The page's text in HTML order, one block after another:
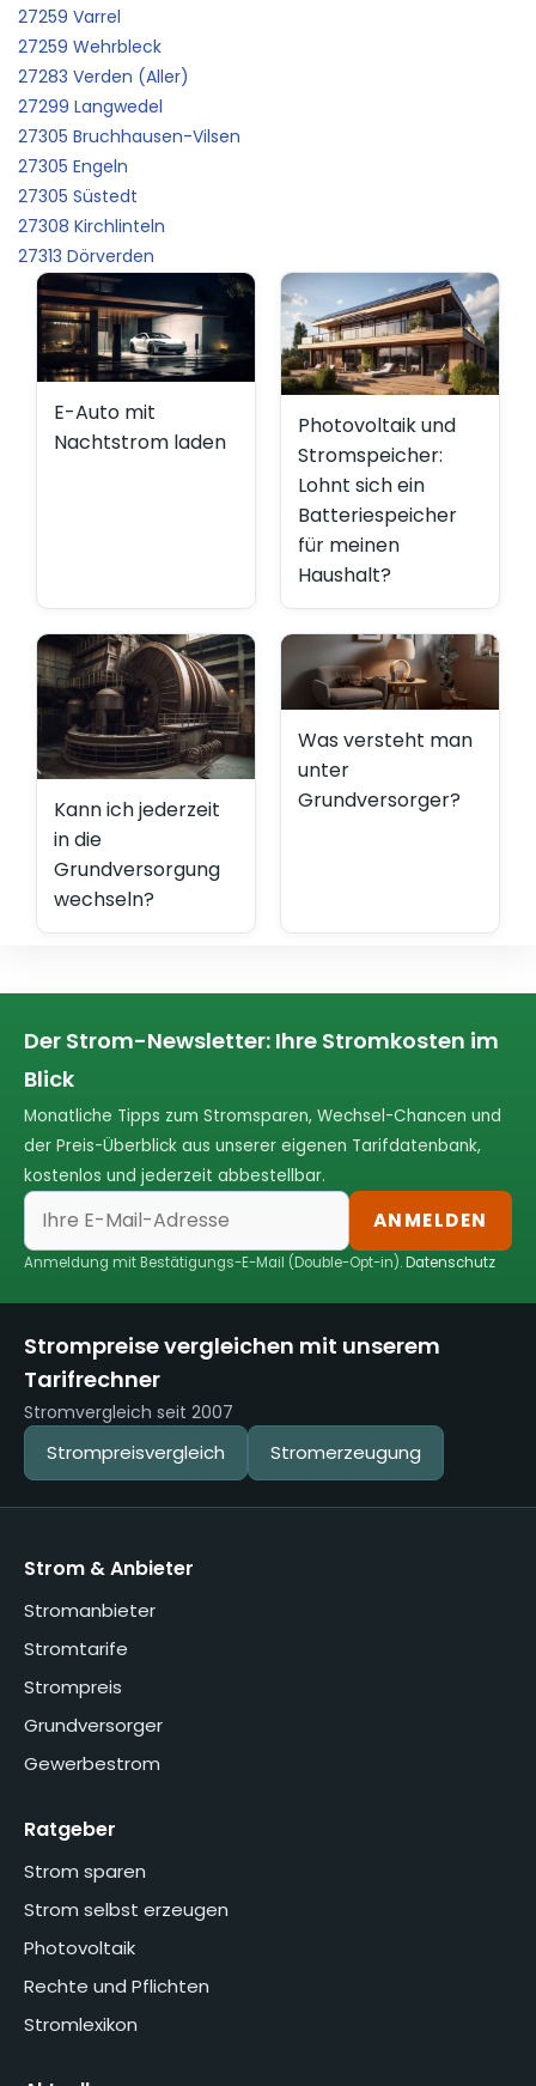
27259 Varrel
27259 Wehrbleck
27283 Verden (Aller)
27299 Langwedel
27305 Bruchhausen-Vilsen
27305 Engeln
27305 Süstedt
27308 Kirchlinteln
27313 Dörverden
E-Auto mit
Nachtstrom laden
Photovoltaik und
Stromspeicher:
Lohnt sich ein
Batteriespeicher
für meinen
Haushalt?
Kann ich jederzeit
in die
Grundversorgung
wechseln?
Was versteht man
unter
Grundversorger?
Der Strom-Newsletter: Ihre Stromkosten im
Blick
Monatliche Tipps zum Stromsparen, Wechsel-Chancen und
der Preis-Überblick aus unserer eigenen Tarifdatenbank,
kostenlos und jederzeit abbestellbar.
ANMELDEN
Anmeldung mit Bestätigungs-E-Mail (Double-Opt-in).Datenschutz
Strompreise vergleichen mit unserem
Tarifrechner
Stromvergleich seit 2007
Strompreisvergleich Stromerzeugung
Strom & Anbieter
Stromanbieter
Stromtarife
Strompreis
Grundversorger
Gewerbestrom
Ratgeber
Strom sparen
Strom selbst erzeugen
Photovoltaik
Rechte und Pflichten
Stromlexikon